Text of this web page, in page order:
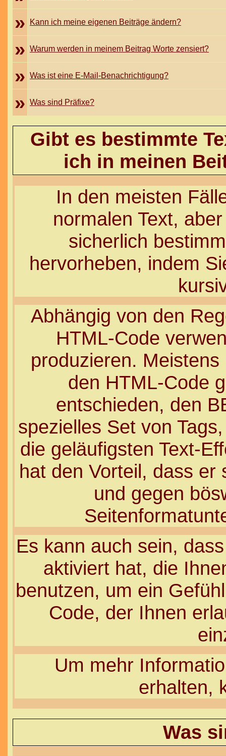
» Kann ich meine eigenen Beiträge ändern?
» Warum werden in meinem Beitrag Worte zensiert?
» Was ist eine E-Mail-Benachrichtigung?
» Was sind Präfixe?
Gibt es bestimmte
ich in meinen
In den meisten
normalen Text,
sicherlich
hervorheben, indem
Abhängig von den
HTML-Code
produzieren.
den HTML-Code
entschieden, den
spezielles Set von
die geläufigsten Text-
hat den Vorteil, dass er
und gegen
Es kann auch sein,
aktiviert hat, die
benutzen, um ein
Code, der Ihnen
Um mehr
erhalten,
Was